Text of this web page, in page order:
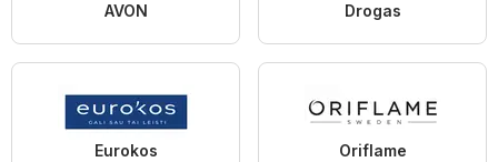
AVON Drogas
Eurokos Oriflame